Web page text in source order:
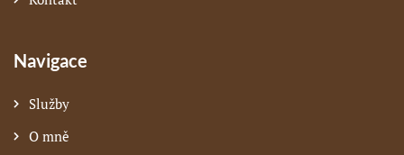
Navigace
Služby
O mně